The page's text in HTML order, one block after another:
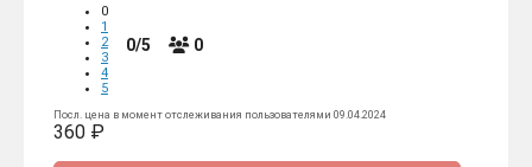
0
1
2
3
4
5
0/5 0
Посл. цена в момент отслеживания пользователями 09.04.2024
360 ₽